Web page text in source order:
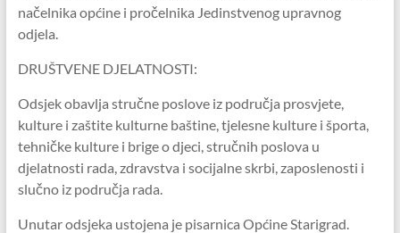
načelnika općine i pročelnika Jedinstvenog upravnog
odjela.
DRUŠTVENE DJELATNOSTI:
Odsjek obavlja stručne poslove iz područja prosvjete,
kulture i zaštite kulturne baštine, tjelesne kulture i športa,
tehničke kulture i brige o djeci, stručnih poslova u
djelatnosti rada, zdravstva i socijalne skrbi, zaposlenosti i
slučno iz područja rada.
Unutar odsjeka ustojena je pisarnica Općine Starigrad.